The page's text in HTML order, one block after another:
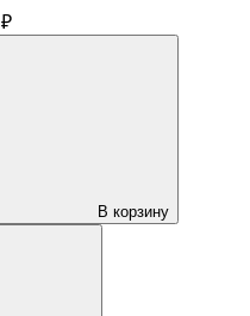
₽
В корзину